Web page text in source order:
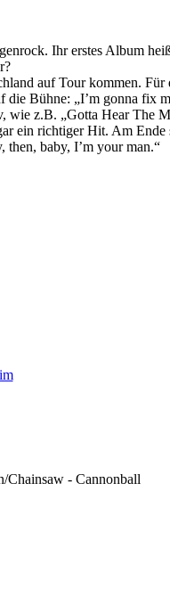
Ihr erstes Album
auf Tour kommen.
Bühne: „I’m gonna fix
z.B. „Gotta Hear The
ein richtiger Hit. Am
then, baby, I’m your man.“